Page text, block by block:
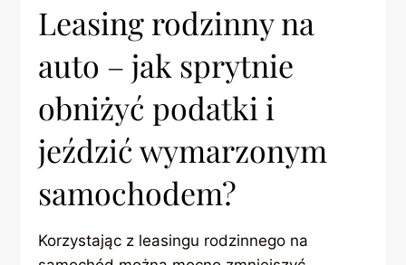
Leasing rodzinny na
auto – jak sprytnie
obniżyć podatki i
jeździć wymarzonym
samochodem?
Korzystając z leasingu rodzinnego na